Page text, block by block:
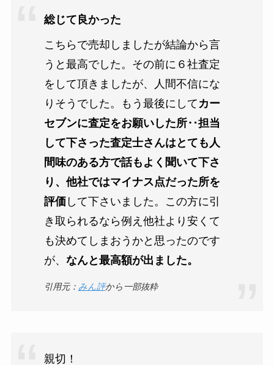
総じて良かった
こちらで売却しましたが結論から言
うと最高でした。その前に６社査定
をして頂きましたが、人間不信にな
りそうでした。もう最後にして カー
セブンに査定をお願いした所‥担当
して下さった査定士さんはとても人
間味のある方で話もよく聞いて下さ
り、他社ではマイナス点だった所を
評価して下さいました。この方に引
き取られるなら例え他社より安くて
も決めてしまおうかと思ったのです
が、 なんと最高額が出ました。
引用元： みん評から一部抜粋
親切！